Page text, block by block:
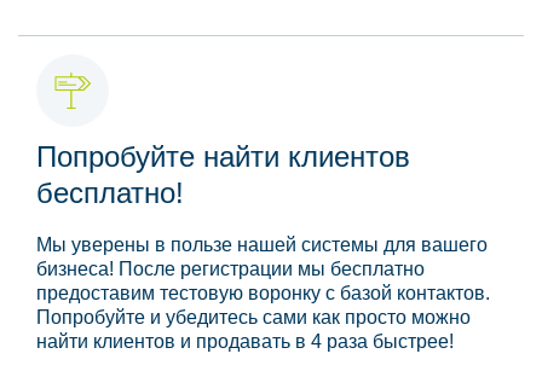
Попробуйте найти клиентов
бесплатно!
Мы уверены в пользе нашей системы для вашего
бизнеса! После регистрации мы бесплатно
предоставим тестовую воронку с базой контактов.
Попробуйте и убедитесь сами как просто можно
найти клиентов и продавать в 4 раза быстрее!